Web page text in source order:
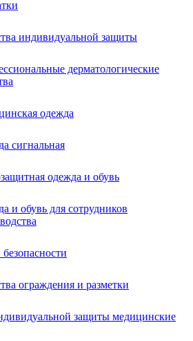
индивидуальной защиты
дерматологические
одежда
сигнальная
одежда и обувь
и обувь для сотрудников
ограждения и разметки
защиты медицинские